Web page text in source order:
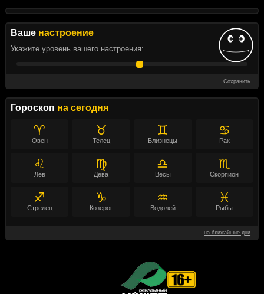
Ваше настроение
Укажите уровень вашего настроения:
Сохранить
Гороскоп на сегодня
♈
Овен
♉
Телец
♊
Близнецы
♋
Рак
♌
Лев
♍
Дева
♎
Весы
♏
Скорпион
♐
Стрелец
♑
Козерог
♒
Водолей
♓
Рыбы
на ближайшие дни